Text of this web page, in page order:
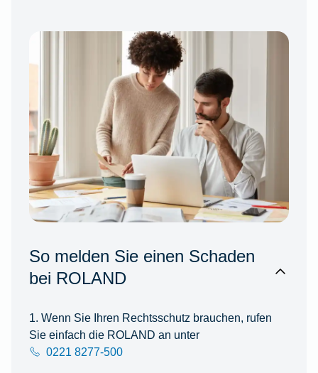
So melden Sie einen Schaden
bei ROLAND
1. Wenn Sie Ihren Rechtsschutz brauchen, rufen
Sie einfach die ROLAND an unter
0221 8277-500